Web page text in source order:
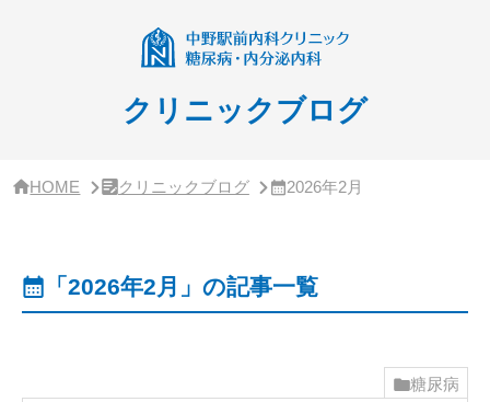
クリニックブログ
HOME クリニックブログ 2026年2月
「2026年2月」の記事一覧
糖尿病